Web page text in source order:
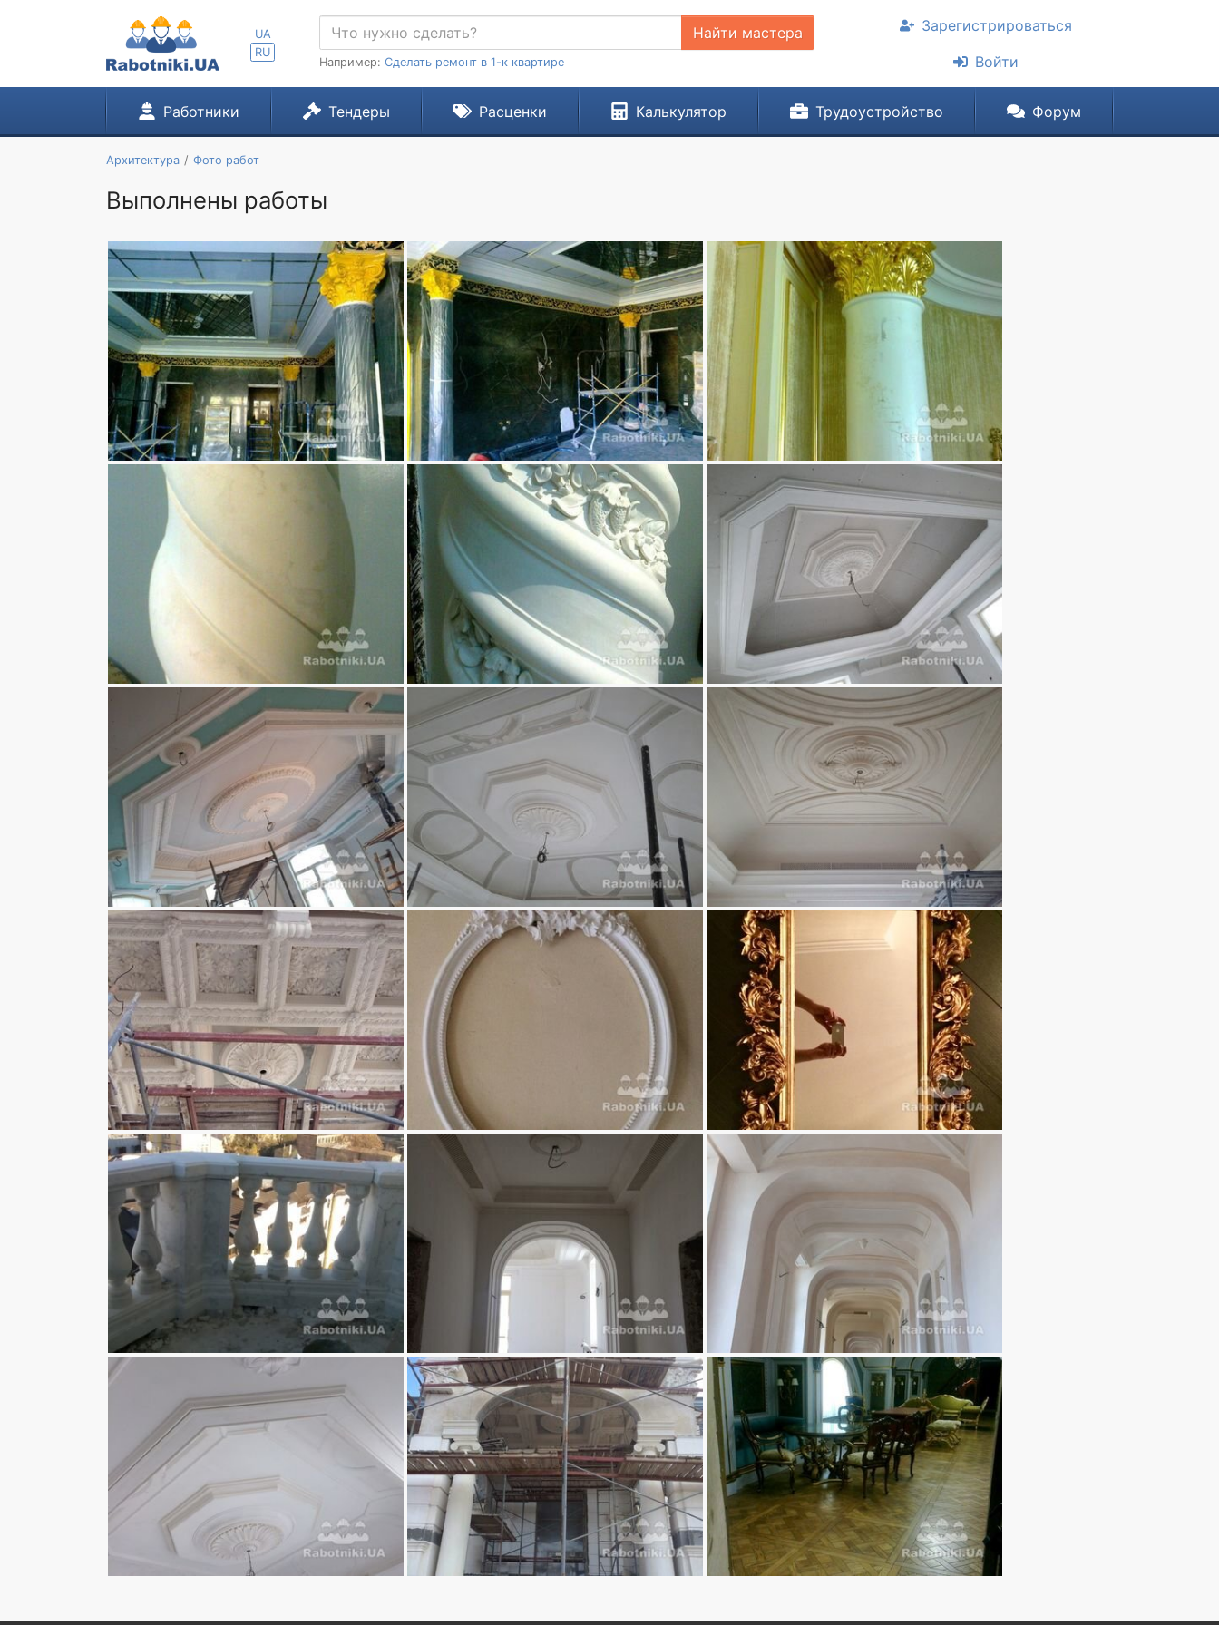
UA
RU
Найти мастера
Например: Сделать ремонт в 1-к квартире
Зарегистрироваться
Войти
Работники Тендеры Расценки Калькулятор Трудоустройство Форум
Архитектура Фото работ
Выполнены работы